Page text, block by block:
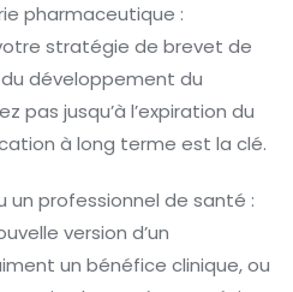
pharmaceutique :
stratégie de brevet de
développement du
pas jusqu’à l’expiration du
à long terme est la clé.
un professionnel de santé :
version d’un
un bénéfice clinique, ou